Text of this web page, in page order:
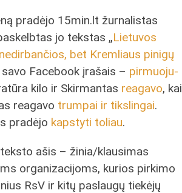
pradėjo 15min.lt žurnalistas
jo tekstas „Lietuvos
bet Kremliaus pinigų
Facebook įrašais – pirmuoju-
kilo ir Skirmantas reagavo, kai
reagavo trumpai ir tikslingai.
pradėjo kapstyti toliau.
ašis – žinia/klausimas
organizacijoms, kurios pirkimo
RsV ir kitų paslaugų tiekėjų